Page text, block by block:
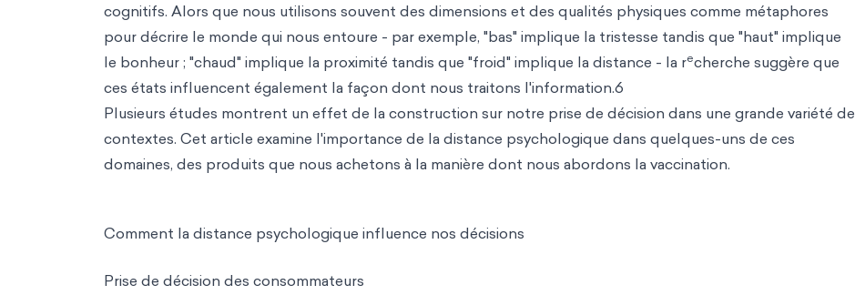
cognitifs. Alors que nous utilisons souvent des dimensions et des qualités physiques comme métaphores
pour décrire le monde qui nous entoure - par exemple, "bas" implique la tristesse tandis que "haut" implique
le bonheur ; "chaud" implique la proximité tandis que "froid" implique la distance - la recherche suggère que
ces états influencent également la façon dont nous traitons l'information.6
Plusieurs études montrent un effet de la construction sur notre prise de décision dans une grande variété de
contextes. Cet article examine l'importance de la distance psychologique dans quelques-uns de ces
domaines, des produits que nous achetons à la manière dont nous abordons la vaccination.
Comment la distance psychologique influence nos décisions
Prise de décision des consommateurs